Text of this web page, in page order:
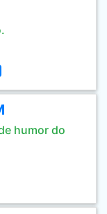
humor do